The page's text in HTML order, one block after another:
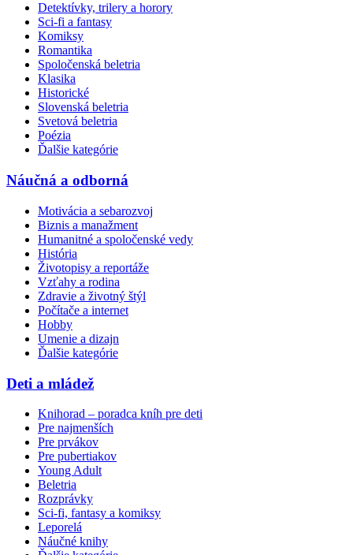
Detektívky, trilery a horory
Sci-fi a fantasy
Komiksy
Romantika
Spoločenská beletria
Klasika
Historické
Slovenská beletria
Svetová beletria
Poézia
Ďalšie kategórie
Náučná a odborná
Motivácia a sebarozvoj
Biznis a manažment
Humanitné a spoločenské vedy
História
Životopisy a reportáže
Vzťahy a rodina
Zdravie a životný štýl
Počítače a internet
Hobby
Umenie a dizajn
Ďalšie kategórie
Deti a mládež
Knihorad – poradca kníh pre deti
Pre najmenších
Pre prvákov
Pre pubertiakov
Young Adult
Beletria
Rozprávky
Sci-fi, fantasy a komiksy
Leporelá
Náučné knihy